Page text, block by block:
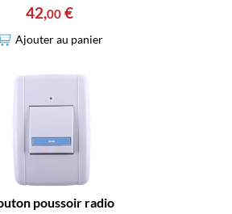
42,00 €
Ajouter au panier
poussoir radio